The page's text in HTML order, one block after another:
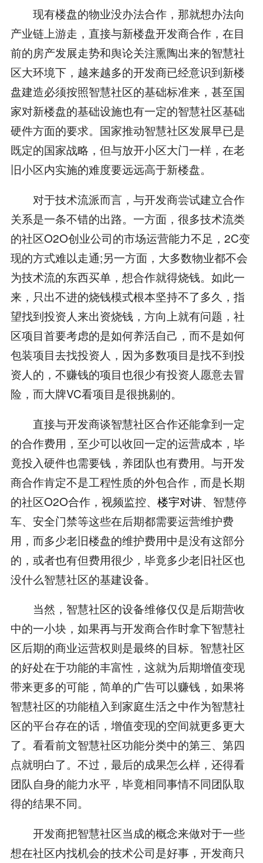
现有楼盘的物业没办法合作，那就想办法向
产业链上游走，直接与新楼盘开发商合作，在目
前的房产发展走势和舆论关注熏陶出来的智慧社
区大环境下，越来越多的开发商已经意识到新楼
盘建造必须按照智慧社区的基础标准来，甚至国
家对新楼盘的基础设施也有一定的智慧社区基础
硬件方面的要求。国家推动智慧社区发展早已是
既定的国家战略，但与放开小区大门一样，在老
旧小区内实施的难度要远远高于新楼盘。
对于技术流派而言，与开发商尝试建立合作
关系是一条不错的出路。一方面，很多技术流类
的社区O2O创业公司的市场运营能力不足，2C变
现的方式难以走通;另一方面，大多数物业都不会
为技术流的东西买单，想合作就得烧钱。如此一
来，只出不进的烧钱模式根本坚持不了多久，指
望找到投资人来出资烧钱，方向上就有问题，社
区项目首要考虑的是如何养活自己，而不是如何
包装项目去找投资人，因为多数项目是找不到投
资人的，不赚钱的项目也很少有投资人愿意去冒
险，而大牌VC看项目是很挑剔的。
直接与开发商谈智慧社区合作还能拿到一定
的合作费用，至少可以收回一定的运营成本，毕
竟投入硬件也需要钱，养团队也有费用。与开发
商合作肯定不是工程性质的外包合作，而是长期
的社区O2O合作，视频监控、 楼宇对讲、智慧停
车、安全门禁等这些在后期都需要运营维护费
用，而多少老旧楼盘的维护费用中是没有这部分
的，或者也有但费用很少，毕竟多少老旧社区也
没什么智慧社区的基建设备。
当然，智慧社区的设备维修仅仅是后期营收
中的一小块，如果再与开发商合作时拿下智慧社
区后期的商业运营权则是最终的目标。智慧社区
的好处在于功能的丰富性，这就为后期增值变现
带来更多的可能，简单的广告可以赚钱，如果将
智慧社区的功能植入到家庭生活之中作为智慧社
区的平台存在的话，增值变现的空间就更多更大
了。看看前文智慧社区功能分类中的第三、第四
点就明白了。不过，最后的成果怎么样，还得看
团队自身的能力水平，毕竟相同事情不同团队取
得的结果不同。
开发商把智慧社区当成的概念来做对于一些
想在社区内找机会的技术公司是好事，开发商只